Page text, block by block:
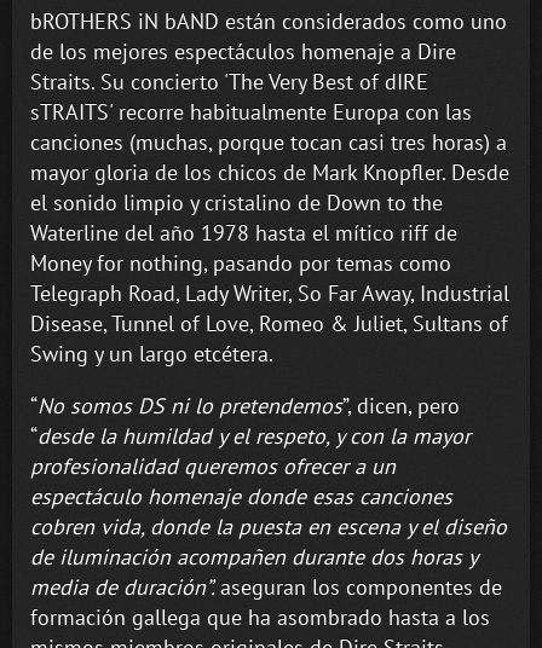
bROTHERS iN bAND están considerados como uno
de los mejores espectáculos homenaje a Dire
Straits. Su concierto 'The Very Best of dIRE
sTRAITS' recorre habitualmente Europa con las
canciones (muchas, porque tocan casi tres horas) a
mayor gloria de los chicos de Mark Knopfler. Desde
el sonido limpio y cristalino de Down to the
Waterline del año 1978 hasta el mítico riff de
Money for nothing, pasando por temas como
Telegraph Road, Lady Writer, So Far Away, Industrial
Disease, Tunnel of Love, Romeo & Juliet, Sultans of
Swing y un largo etcétera.
“No somos DS ni lo pretendemos”, dicen, pero
“desde la humildad y el respeto, y con la mayor
profesionalidad queremos ofrecer a un
espectáculo homenaje donde esas canciones
cobren vida, donde la puesta en escena y el diseño
de iluminación acompañen durante dos horas y
media de duración”.aseguran los componentes de
formación gallega que ha asombrado hasta a los